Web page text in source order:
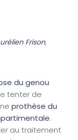
Frison,
du genou
tenter de
prothèse du
.
au traitement